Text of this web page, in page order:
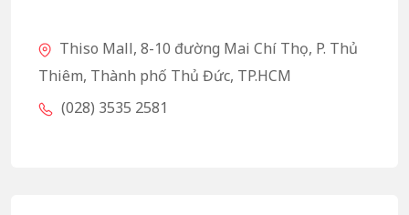
Thiso Mall, 8-10 đường Mai Chí Thọ, P. Thủ
Thiêm, Thành phố Thủ Đức, TP.HCM
(028) 3535 2581